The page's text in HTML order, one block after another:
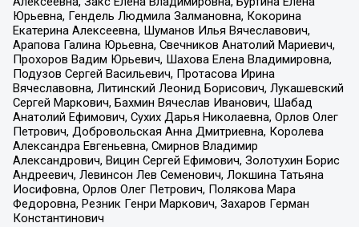
Юрьевна, Гендель Людмила Залмановна, Кокорина
Екатерина Алексеевна, Шуманов Илья Вячеславович,
Арапова Галина Юрьевна, Свечников Анатолий Мариевич,
Прохоров Вадим Юрьевич, Шахова Елена Владимировна,
Подузов Сергей Васильевич, Протасова Ирина
Вячеславовна, Литинский Леонид Борисович, Лукашевский
Сергей Маркович, Бахмин Вячеслав Иванович, Шабад
Анатолий Ефимович, Сухих Дарья Николаевна, Орлов Олег
Петрович, Добровольская Анна Дмитриевна, Королева
Александра Евгеньевна, Смирнов Владимир
Александрович, Вицин Сергей Ефимович, Золотухин Борис
Андреевич, Левинсон Лев Семенович, Локшина Татьяна
Иосифовна, Орлов Олег Петрович, Полякова Мара
Федоровна, Резник Генри Маркович, Захаров Герман
Константинович